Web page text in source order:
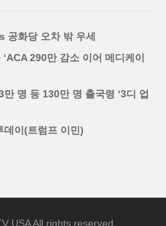
공화당 오차 밖 우세
290만 감소 이어 메디케이
명 등 130만 명 출국령 ‘3디 업
데이(트럼프 이민)
USA All rights reserved.